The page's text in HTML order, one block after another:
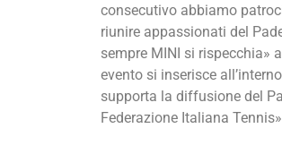
consecutivo abbiamo
riunire appassionati del
sempre MINI si rispecchia»
evento si inserisce
supporta la diffusione del
Federazione Italiana